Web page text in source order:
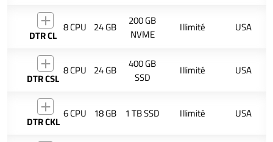
DTR CL
8 CPU 24 GB
200 GB
NVME
Illimité USA
DTR CSL
8 CPU 24 GB
400 GB
SSD
Illimité USA
DTR CKL
6 CPU 18 GB 1 TB SSD Illimité USA